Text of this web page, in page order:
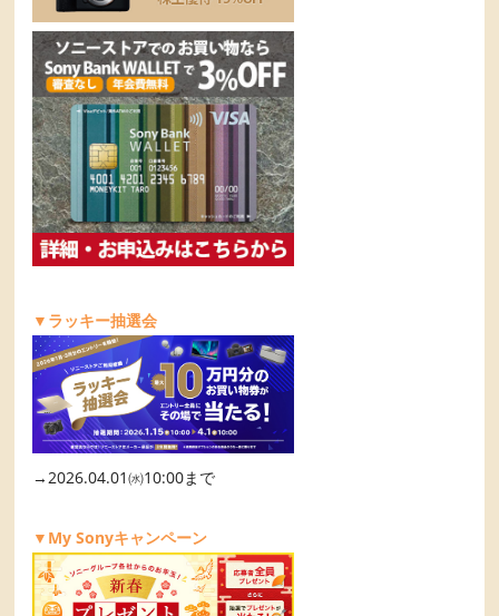
▼ラッキー抽選会
→2026.04.01㈬10:00まで
▼My Sonyキャンペーン